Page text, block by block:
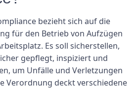
bezieht sich auf die
für den Betrieb von Aufzügen
Es soll sicherstellen,
gepflegt, inspiziert und
um Unfälle und Verletzungen
Verordnung deckt verschiedene